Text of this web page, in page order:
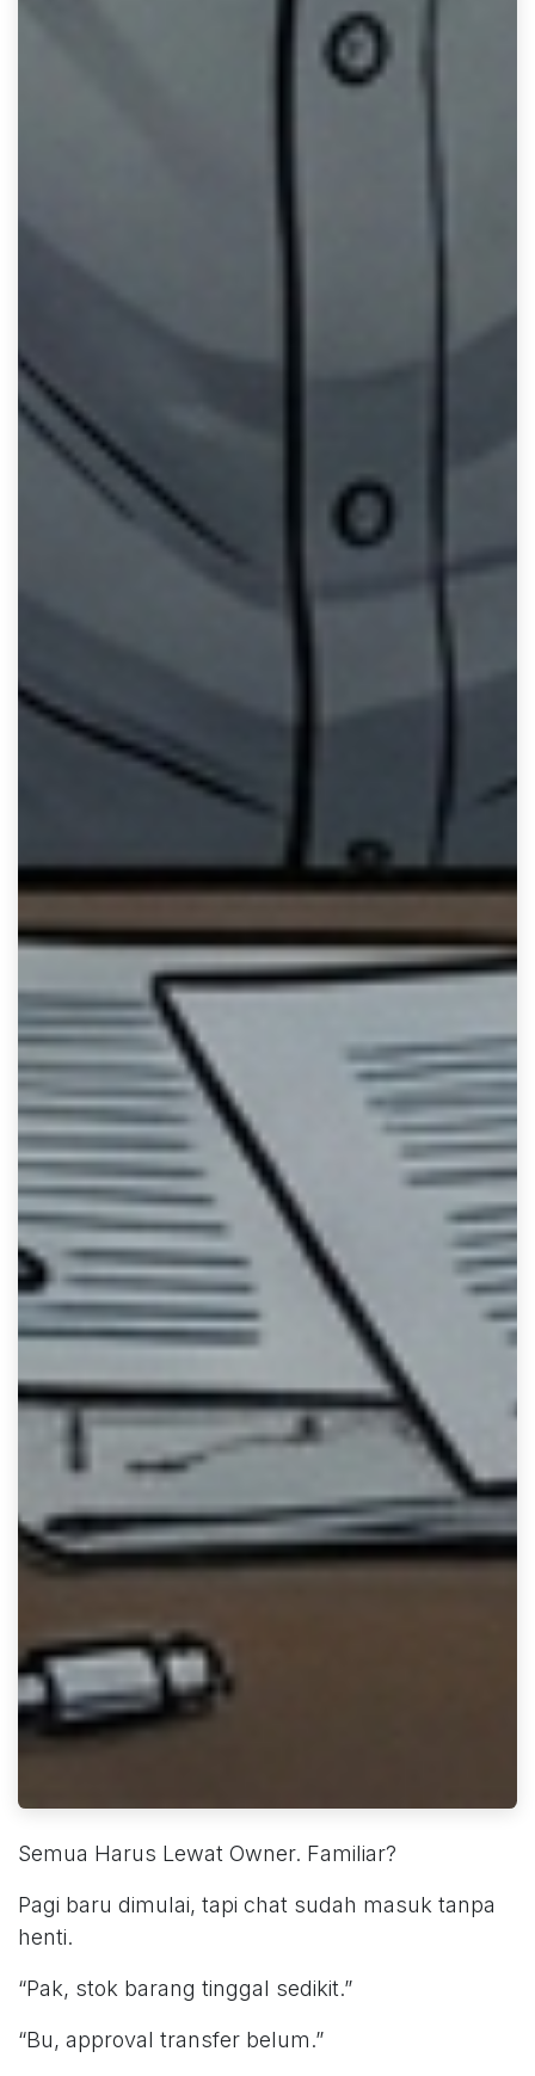
Semua Harus Lewat Owner. Familiar?
Pagi baru dimulai, tapi chat sudah masuk tanpa
henti.
“Pak, stok barang tinggal sedikit.”
“Bu, approval transfer belum.”